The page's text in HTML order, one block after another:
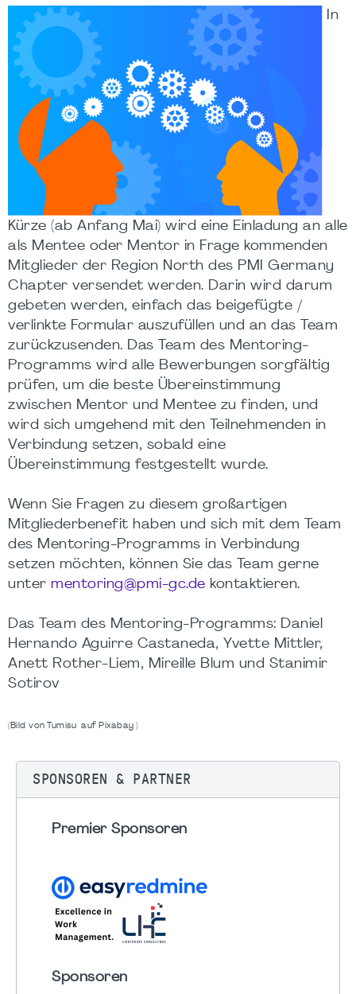
In
Kürze (ab Anfang Mai) wird eine Einladung an alle
als Mentee oder Mentor in Frage kommenden
Mitglieder der Region North des PMI Germany
Chapter versendet werden. Darin wird darum
gebeten werden, einfach das beigefügte /
verlinkte Formular auszufüllen und an das Team
zurückzusenden. Das Team des Mentoring-
Programms wird alle Bewerbungen sorgfältig
prüfen, um die beste Übereinstimmung
zwischen Mentor und Mentee zu finden, und
wird sich umgehend mit den Teilnehmenden in
Verbindung setzen, sobald eine
Übereinstimmung festgestellt wurde.
Wenn Sie Fragen zu diesem großartigen
Mitgliederbenefit haben und sich mit dem Team
des Mentoring-Programms in Verbindung
setzen möchten, können Sie das Team gerne
unter mentoring@pmi-gc.de kontaktieren.
Das Team des Mentoring-Programms: Daniel
Hernando Aguirre Castaneda, Yvette Mittler,
Anett Rother-Liem, Mireille Blum und Stanimir
Sotirov
(Bild von Tumisu auf Pixabay )
SPONSOREN & PARTNER
Premier Sponsoren
Sponsoren